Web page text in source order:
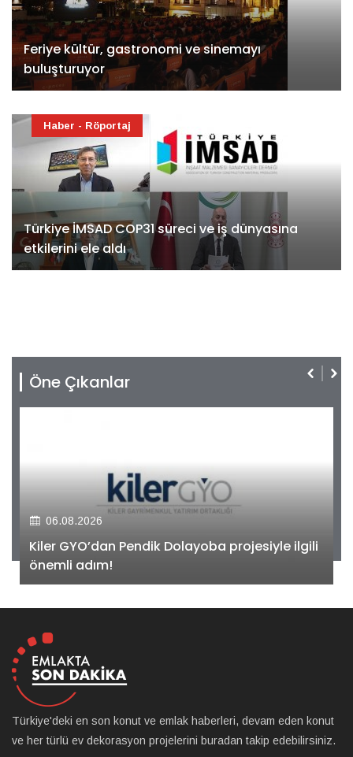
Feriye kültür, gastronomi ve sinemayı
buluşturuyor
Türkiye İMSAD COP31 süreci ve iş dünyasına
etkilerini ele aldı
Haber - Röportaj
Öne Çıkanlar
06.08.2026
Kiler GYO’dan Pendik Dolayoba projesiyle ilgili
önemli adım!
Türkiye'deki en son konut ve emlak haberleri, devam eden konut
ve her türlü ev dekorasyon projelerini buradan takip edebilirsiniz.